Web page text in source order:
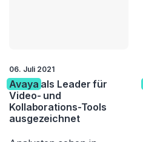
06. Juli 2021
Avaya als Leader für
Video- und
Kollaborations-Tools
ausgezeichnet